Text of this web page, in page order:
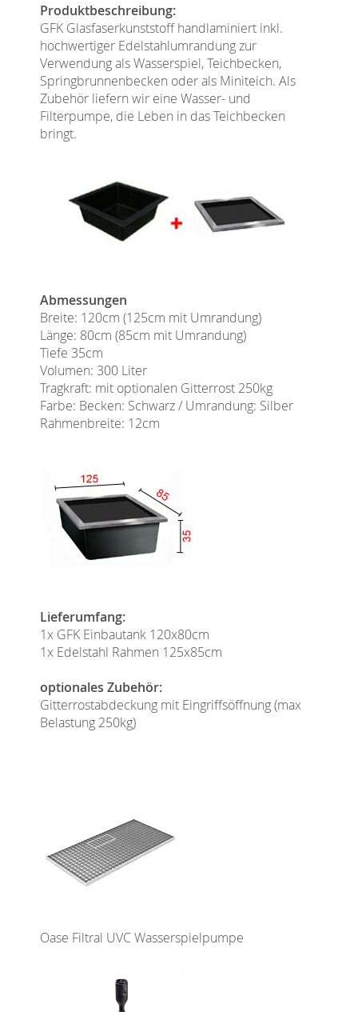
Produktbeschreibung:
GFK Glasfaserkunststoff handlaminiert inkl.
hochwertiger Edelstahlumrandung zur
Verwendung als Wasserspiel, Teichbecken,
Springbrunnenbecken oder als Miniteich. Als
Zubehör liefern wir eine Wasser- und
Filterpumpe, die Leben in das Teichbecken
bringt.
Abmessungen
Breite: 120cm (125cm mit Umrandung)
Länge: 80cm (85cm mit Umrandung)
Tiefe 35cm
Volumen: 300 Liter
Tragkraft: mit optionalen Gitterrost 250kg
Farbe: Becken: Schwarz / Umrandung: Silber
Rahmenbreite: 12cm
Lieferumfang:
1x GFK Einbautank 120x80cm
1x Edelstahl Rahmen 125x85cm
optionales Zubehör:
Gitterrostabdeckung mit Eingriffsöffnung (max
Belastung 250kg)
Oase Filtral UVC Wasserspielpumpe